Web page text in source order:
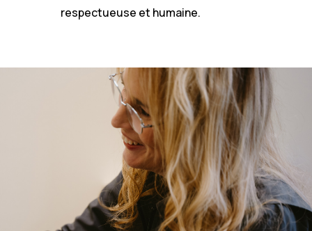
respectueuse et humaine.